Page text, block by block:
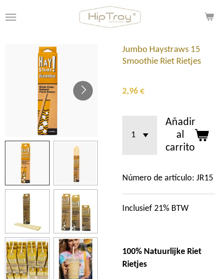
al
principal
Jumbo Haystraws 15
Smoothie Riet Rietjes
2,96 €
Añadir
al
carrito
Número de artículo: JR15
Inclusief 21% BTW
100% Natuurlijke Riet
Rietjes